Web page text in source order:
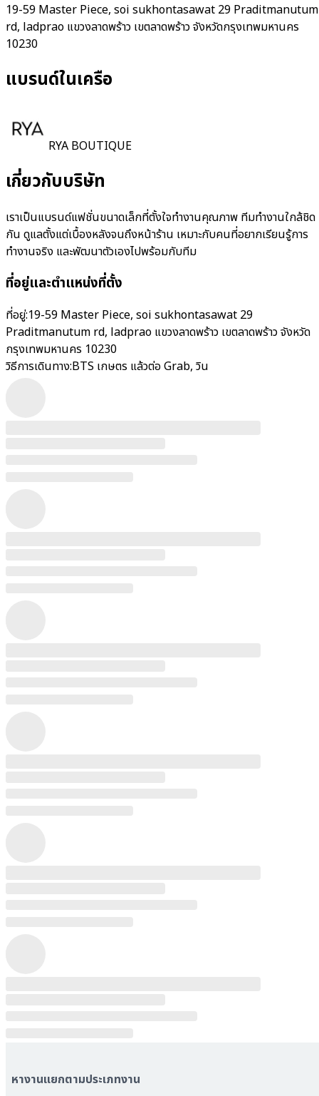
19-59 Master Piece, soi sukhontasawat 29 Praditmanutum
rd, ladprao แขวงลาดพร้าว เขตลาดพร้าว จังหวัดกรุงเทพมหานคร
10230
แบรนด์ในเครือ
RYA BOUTIQUE
เกี่ยวกับบริษัท
เราเป็นแบรนด์แฟชั่นขนาดเล็กที่ตั้งใจทำงานคุณภาพ ทีมทำงานใกล้ชิด
กัน ดูแลตั้งแต่เบื้องหลังจนถึงหน้าร้าน เหมาะกับคนที่อยากเรียนรู้การ
ทำงานจริง และพัฒนาตัวเองไปพร้อมกับทีม
ที่อยู่และตำแหน่งที่ตั้ง
ที่อยู่:19-59 Master Piece, soi sukhontasawat 29
Praditmanutum rd, ladprao แขวงลาดพร้าว เขตลาดพร้าว จังหวัด
กรุงเทพมหานคร 10230
วิธีการเดินทาง:BTS เกษตร แล้วต่อ Grab, วิน
หางานแยกตามประเภทงาน